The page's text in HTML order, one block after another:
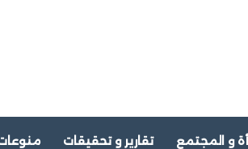
و المجتمع تقارير و تحقيقات